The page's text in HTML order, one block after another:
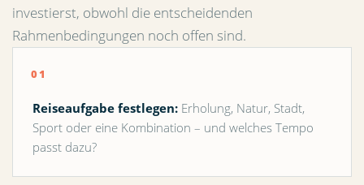
investierst, obwohl die entscheidenden
Rahmenbedingungen noch offen sind.
Reiseaufgabe festlegen: Erholung, Natur, Stadt,
Sport oder eine Kombination – und welches Tempo
passt dazu?